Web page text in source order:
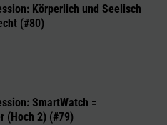
Körperlich und Seelisch
(#80)
SmartWatch =
(Hoch 2) (#79)